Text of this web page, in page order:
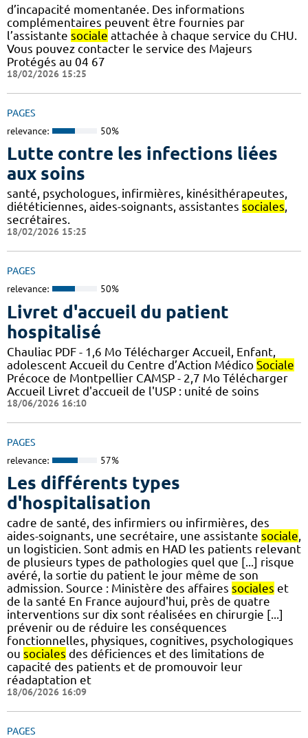
d’incapacité momentanée. Des informations
complémentaires peuvent être fournies par
l’assistante sociale attachée à chaque service du CHU.
Vous pouvez contacter le service des Majeurs
Protégés au 04 67
18/02/2026 15:25
PAGES
relevance: 50%
Lutte contre les infections liées
aux soins
santé, psychologues, infirmières, kinésithérapeutes,
diététiciennes, aides-soignants, assistantes sociales,
secrétaires.
18/02/2026 15:25
PAGES
relevance: 50%
Livret d'accueil du patient
hospitalisé
Chauliac PDF - 1,6 Mo Télécharger Accueil, Enfant,
adolescent Accueil du Centre d’Action Médico Sociale
Précoce de Montpellier CAMSP - 2,7 Mo Télécharger
Accueil Livret d'accueil de l'USP : unité de soins
18/06/2026 16:10
PAGES
relevance: 57%
Les différents types
d'hospitalisation
cadre de santé, des infirmiers ou infirmières, des
aides-soignants, une secrétaire, une assistante sociale,
un logisticien. Sont admis en HAD les patients relevant
de plusieurs types de pathologies quel que [...] risque
avéré, la sortie du patient le jour même de son
admission. Source : Ministère des affaires sociales et
de la santé En France aujourd'hui, près de quatre
interventions sur dix sont réalisées en chirurgie [...]
prévenir ou de réduire les conséquences
fonctionnelles, physiques, cognitives, psychologiques
ou sociales des déficiences et des limitations de
capacité des patients et de promouvoir leur
réadaptation et
18/06/2026 16:09
PAGES